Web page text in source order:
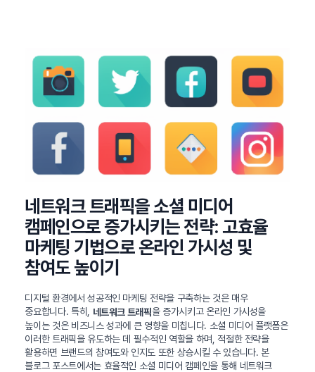
CONTACT
정부지원사업
네트워크 트래픽을 소셜 미디어
캠페인으로 증가시키는 전략: 고효율
마케팅 기법으로 온라인 가시성 및
참여도 높이기
디지털 환경에서 성공적인 마케팅 전략을 구축하는 것은 매우
중요합니다. 특히, 네트워크 트래픽을 증가시키고 온라인 가시성을
높이는 것은 비즈니스 성과에 큰 영향을 미칩니다. 소셜 미디어 플랫폼은
이러한 트래픽을 유도하는 데 필수적인 역할을 하며, 적절한 전략을
활용하면 브랜드의 참여도와 인지도 또한 상승시킬 수 있습니다. 본
블로그 포스트에서는 효율적인 소셜 미디어 캠페인을 통해 네트워크